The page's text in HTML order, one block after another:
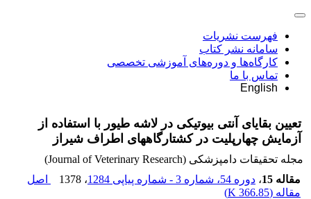
فهرست نشریات
سامانه نشر کتاب
کارگاه‌ها و دوره‌های آموزشی تخصصی
تماس با ما
English
تعیین بقایای آنتی بیوتیکی در لاشه طیور با استفاده از
آزمایش چهارپلیت در کشتارگاههای اطراف شیراز
مجله تحقیقات دامپزشکی (Journal of Veterinary Research)
مقاله 15
، دوره 54، شماره 3 - شماره پیاپی 1284 ، 1378
اصل
مقاله (366.85 K
)